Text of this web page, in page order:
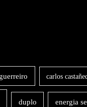
carlos
duplo energia